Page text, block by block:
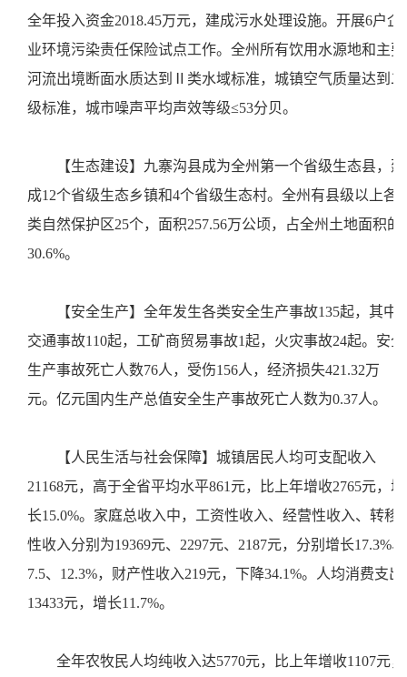
全年投入资金2018.45万元，建成污水处理设施。开展6户企
业环境污染责任保险试点工作。全州所有饮用水源地和主要
河流出境断面水质达到Ⅱ类水域标准，城镇空气质量达到二
级标准，城市噪声平均声效等级≤53分贝。
【生态建设】九寨沟县成为全州第一个省级生态县，建
成12个省级生态乡镇和4个省级生态村。全州有县级以上各
类自然保护区25个，面积257.56万公顷，占全州土地面积的
30.6%。
【安全生产】全年发生各类安全生产事故135起，其中
交通事故110起，工矿商贸易事故1起，火灾事故24起。安全
生产事故死亡人数76人，受伤156人，经济损失421.32万
元。亿元国内生产总值安全生产事故死亡人数为0.37人。
【人民生活与社会保障】城镇居民人均可支配收入
21168元，高于全省平均水平861元，比上年增收2765元，增
长15.0%。家庭总收入中，工资性收入、经营性收入、转移
性收入分别为19369元、2297元、2187元，分别增长17.3%、
7.5、12.3%，财产性收入219元，下降34.1%。人均消费支出
13433元，增长11.7%。
全年农牧民人均纯收入达5770元，比上年增收1107元，